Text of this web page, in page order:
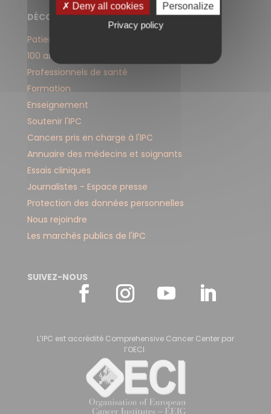
DÉCOUVREZ LE SITE WEB DE L'IPC
Patients et proches
100 ans d'engagement
Professionnels de santé
Formation
Enseignement
Soutenir l'IPC
Cancers pris en charge à l'IPC
Annuaire des médecins et soignants
Essais cliniques
Journalistes - Espace presse
Protection des données personnelles
Nous rejoindre
Les marchés publics de l'IPC
SUIVEZ-NOUS
L’IPC est accrédité Comprehensive Cancer Center par
l’OECI.
✗ Deny all cookies
Personalize
Privacy policy